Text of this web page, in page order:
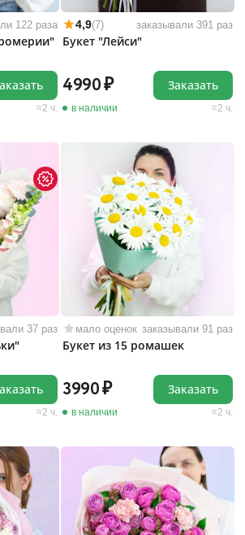
122 раза
2 ч.
4,9(7) заказывали 391 раз
Букет "Лейси"
4990
в наличии 2 ч.
Заказать
37 раз
2 ч.
мало оценок заказывали 91 раз
Букет из 15 ромашек
3990
в наличии 2 ч.
Заказать